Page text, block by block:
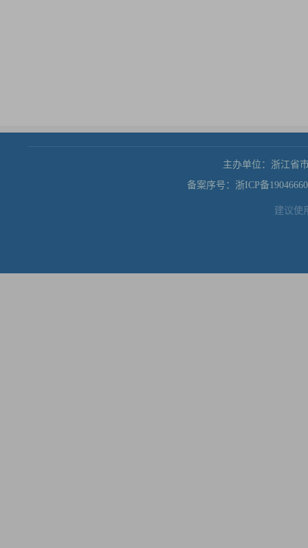
主办单位：浙江省
备案序号：浙ICP备
建议使